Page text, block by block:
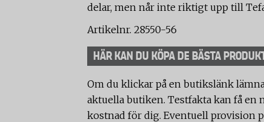
delar, men når inte riktigt upp till
Artikelnr. 28550-56
HÄR KAN DU KÖPA DE BÄSTA
Om du klickar på en butikslänk
aktuella butiken. Testfakta kan få
kostnad för dig. Eventuell provision